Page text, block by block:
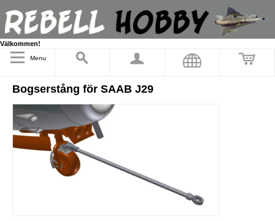
Välkommen!
Menu
Bogserstång för SAAB J29